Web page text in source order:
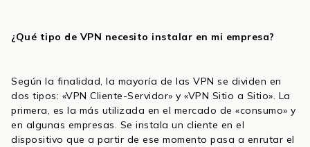
¿Qué tipo de VPN necesito instalar en mi empresa?
Según la finalidad, la mayoría de las VPN se dividen en
dos tipos: «VPN Cliente-Servidor» y «VPN Sitio a Sitio». La
primera, es la más utilizada en el mercado de «consumo» y
en algunas empresas. Se instala un cliente en el
dispositivo que a partir de ese momento pasa a enrutar el